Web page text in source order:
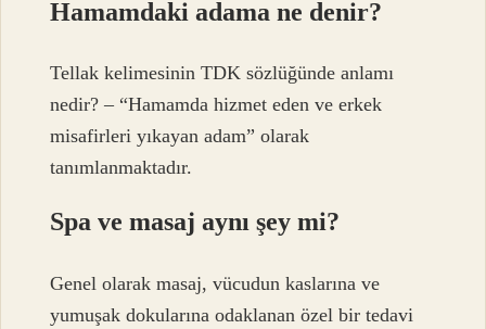
Hamamdaki adama ne denir?
Tellak kelimesinin TDK sözlüğünde anlamı
nedir? – “Hamamda hizmet eden ve erkek
misafirleri yıkayan adam” olarak
tanımlanmaktadır.
Spa ve masaj aynı şey mi?
Genel olarak masaj, vücudun kaslarına ve
yumuşak dokularına odaklanan özel bir tedavi